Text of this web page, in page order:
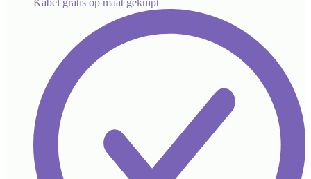
Kabel gratis op maat geknipt